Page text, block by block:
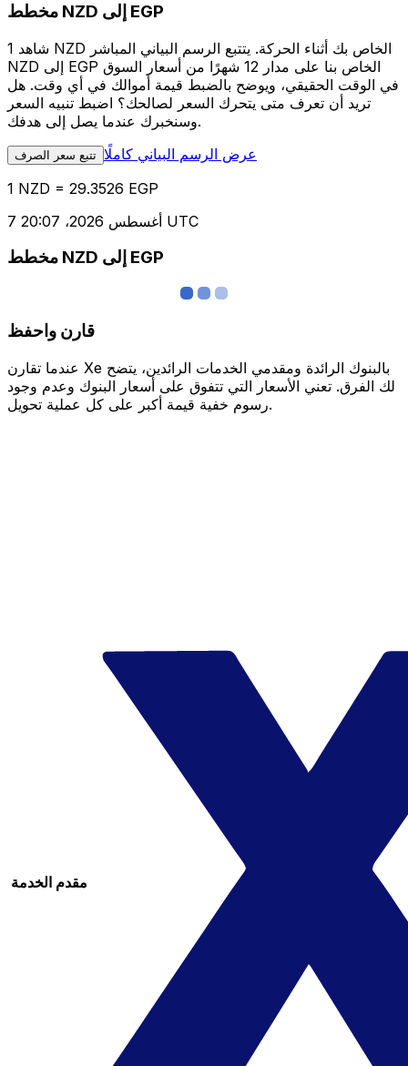
مخطط NZD إلى EGP
شاهد 1 NZD الخاص بك أثناء الحركة. يتتبع الرسم البياني المباشر
NZD إلى EGP الخاص بنا على مدار 12 شهرًا من أسعار السوق
في الوقت الحقيقي، ويوضح بالضبط قيمة أموالك في أي وقت. هل
تريد أن تعرف متى يتحرك السعر لصالحك؟ اضبط تنبيه السعر
وسنخبرك عندما يصل إلى هدفك.
تتبع سعر الصرف عرض الرسم البياني كاملًا
1 NZD = 29.3526 EGP
7 أغسطس 2026، 20:07 UTC
مخطط NZD إلى EGP
قارن واحفظ
عندما تقارن Xe بالبنوك الرائدة ومقدمي الخدمات الرائدين، يتضح
لك الفرق. تعني الأسعار التي تتفوق على أسعار البنوك وعدم وجود
رسوم خفية قيمة أكبر على كل عملية تحويل.
مقدم الخدمة